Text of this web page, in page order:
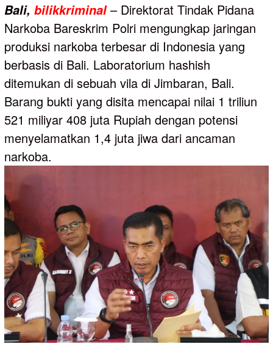
Bali, bilikkriminal– Direktorat Tindak Pidana
Narkoba Bareskrim Polri mengungkap jaringan
produksi narkoba terbesar di Indonesia yang
berbasis di Bali. Laboratorium hashish
ditemukan di sebuah vila di Jimbaran, Bali.
Barang bukti yang disita mencapai nilai 1 triliun
521 miliyar 408 juta Rupiah dengan potensi
menyelamatkan 1,4 juta jiwa dari ancaman
narkoba.